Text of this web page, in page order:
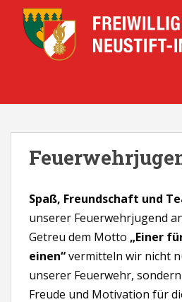
m
Spaß, Freundschaft und
unserer Feuerwehrjugend
Getreu dem Motto „Einer
einen“vermitteln wir nicht
unserer Feuerwehr,
Freude und Motivation für